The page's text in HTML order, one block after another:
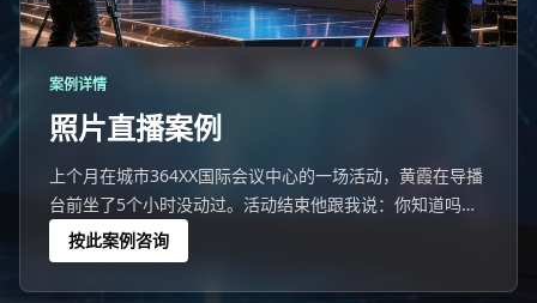
案例详情
照片直播案例
上个月在城市364XX国际会议中心的一场活动，黄霞在导播
台前坐了5个小时没动过。活动结束他跟我说：你知道吗，
整场直播零失误，但这种'零失误'是前3天彩排换来的。这场
活动的核心指标：4819人在线观看峰值、219条弹幕互动、
画面零卡顿。但数据背后更值得说的是镜头语言的连贯性
按此案例咨询